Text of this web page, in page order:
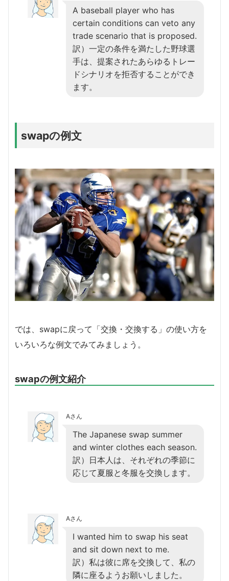
A baseball player who has
certain conditions can veto any
trade scenario that is proposed.
訳）一定の条件を満たした野球選
手は、提案されたあらゆるトレー
ドシナリオを拒否することができ
ます。
swapの例文
では、swapに戻って「交換・交換する」の使い方を
いろいろな例文でみてみましょう。
swapの例文紹介
Aさん
The Japanese swap summer
and winter clothes each season.
訳）日本人は、それぞれの季節に
応じて夏服と冬服を交換します。
Aさん
I wanted him to swap his seat
and sit down next to me.
訳）私は彼に席を交換して、私の
隣に座るようお願いしました。